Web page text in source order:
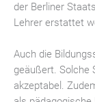
der Berliner
Lehrer erstattet
Auch die
geäußert. Solche
akzeptabel.